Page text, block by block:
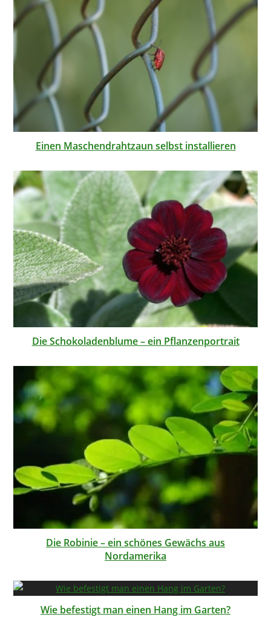
Einen Maschendrahtzaun selbst installieren
Die Schokoladenblume – ein Pflanzenportrait
Die Robinie – ein schönes Gewächs aus
Nordamerika
Wie befestigt man einen Hang im Garten?